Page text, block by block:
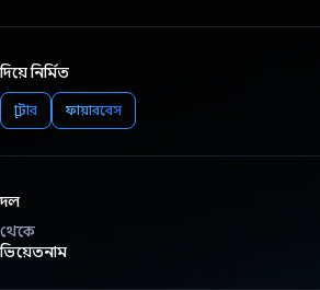
দিয়ে নির্মিত
ফ্লাটার ফায়ারবেস
দল
থেকে
ভিয়েতনাম